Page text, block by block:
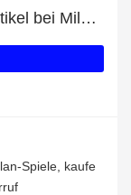
20€ Cashback auf ausgewählte Artikel bei Milan-Spiele
Spiele, kaufe